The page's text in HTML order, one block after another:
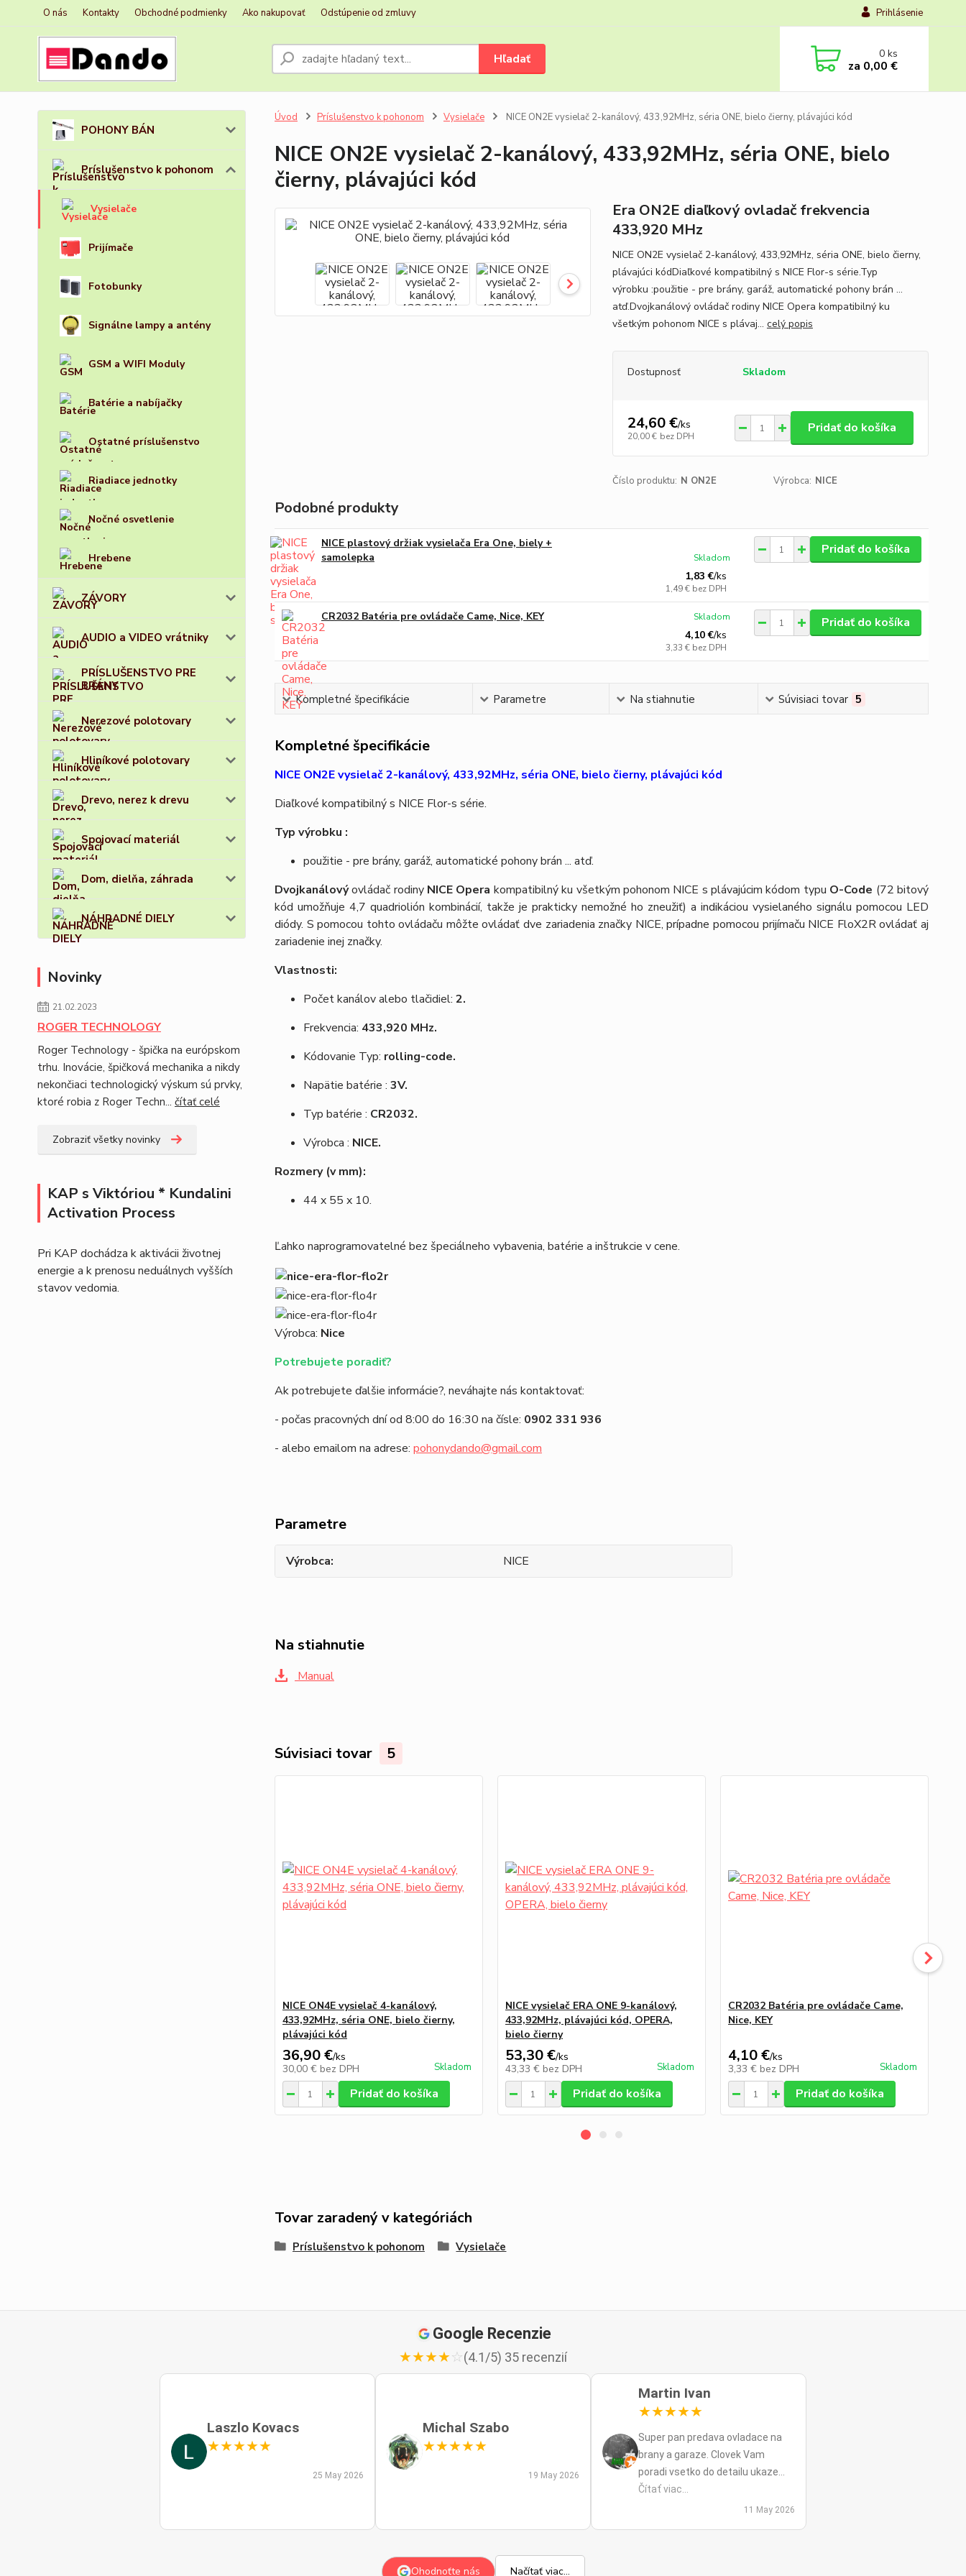
O nás Kontakty Obchodné podmienky Ako nakupovať Odstúpenie od zmluvy Prihlásenie
Hľadať 0ks
za 0,00 €
POHONY BÁN
Príslušenstvo k pohonom
Vysielače
Prijímače
Fotobunky
Signálne lampy a antény
GSM a WIFI Moduly
Batérie a nabíjačky
Ostatné príslušenstvo
Riadiace jednotky
Nočné osvetlenie
Hrebene
ZÁVORY
AUDIO a VIDEO vrátniky
PRÍSLUŠENSTVO PRE
BRÁNY
Nerezové polotovary
Hliníkové polotovary
Drevo, nerez k drevu
Spojovací materiál
Dom, dielňa, záhrada
NÁHRADNÉ DIELY
Novinky
21.02.2023
ROGER TECHNOLOGY
Roger Technology - špička na európskom
trhu. Inovácie, špičková mechanika a nikdy
nekončiaci technologický výskum sú prvky,
ktoré robia z Roger Techn... čítať celé
Zobraziť všetky novinky
KAP s Viktóriou * Kundalini
Activation Process
Pri KAP dochádza k aktivácii životnej
energie a k prenosu neduálnych vyšších
stavov vedomia.
Úvod Príslušenstvo k pohonom Vysielače NICE ON2E vysielač 2-kanálový, 433,92MHz, séria ONE, bielo čierny, plávajúci kód
NICE ON2E vysielač 2-kanálový, 433,92MHz, séria ONE, bielo
čierny, plávajúci kód
Era ON2E diaľkový ovladač frekvencia
433,920 MHz
NICE ON2E vysielač 2-kanálový, 433,92MHz, séria ONE, bielo čierny,
plávajúci kódDiaľkové kompatibilný s NICE Flor-s série.Typ
výrobku :použitie - pre brány, garáž, automatické pohony brán ...
atď.Dvojkanálový ovládač rodiny NICE Opera kompatibilný ku
všetkým pohonom NICE s plávaj... celý popis
Dostupnosť Skladom
24,60 €/ks
20,00 € bez DPH
Pridať do košíka
Číslo produktu: N ON2E Výrobca: NICE
Podobné produkty
NICE plastový držiak vysielača Era One, biely +
samolepka
1,83 €/ks
1,49 € bez DPH
Skladom
Pridať do košíka
CR2032 Batéria pre ovládače Came, Nice, KEY
4,10 €/ks
3,33 € bez DPH
Skladom Pridať do košíka
Kompletné špecifikácie Parametre Na stiahnutie Súvisiaci tovar 5
Kompletné špecifikácie
NICE ON2E vysielač 2-kanálový, 433,92MHz, séria ONE, bielo čierny, plávajúci kód
Diaľkové kompatibilný s NICE Flor-s série.
Typ výrobku :
použitie - pre brány, garáž, automatické pohony brán ... atď.
Dvojkanálovýovládač rodiny NICE Opera kompatibilný ku všetkým pohonom NICE s plávajúcim kódom typu O-Code (72 bitový
kód umožňuje 4,7 quadriolión kombinácií, takže je prakticky nemožné ho zneužiť) a indikáciou vysielaného signálu pomocou LED
diódy. S pomocou tohto ovládaču môžte ovládať dve zariadenia značky NICE, prípadne pomocou prijímaču NICE FloX2R ovládať aj
zariadenie inej značky.
Vlastnosti:
Počet kanálov alebo tlačidiel: 2.
Frekvencia: 433,920 MHz.
Kódovanie Typ: rolling-code.
Napätie batérie : 3V.
Typ batérie : CR2032.
Výrobca : NICE.
Rozmery (v mm):
44 x 55 x 10.
Ľahko naprogramovatelné bez špeciálneho vybavenia, batérie a inštrukcie v cene.
Výrobca: Nice
Potrebujete poradiť?
Ak potrebujete ďalšie informácie?, neváhajte nás kontaktovať:
- počas pracovných dní od 8:00 do 16:30 na čísle: 0902 331 936
- alebo emailom na adrese: pohonydando@gmail.com
Parametre
Výrobca NICE
Na stiahnutie
Manual
Súvisiaci tovar 5
NICE ON4E vysielač 4-kanálový,
433,92MHz, séria ONE, bielo čierny,
plávajúci kód
36,90 €/ks
30,00 € bez DPH Skladom
Pridať do košíka
NICE vysielač ERA ONE 9-kanálový,
433,92MHz, plávajúci kód, OPERA,
bielo čierny
53,30 €/ks
43,33 € bez DPH Skladom
Pridať do košíka
CR2032 Batéria pre ovládače Came,
Nice, KEY
4,10 €/ks
3,33 € bez DPH Skladom
Pridať do košíka
Tovar zaradený v kategóriách
Príslušenstvo k pohonom Vysielače
Google Recenzie
★★★★☆(4.1/5) 35 recenzií
Laszlo Kovacs
★★★★★
25 May 2026
Michal Szabo
★★★★★
19 May 2026
Martin Ivan
★★★★★
Super pan predava ovladace na
brany a garaze. Clovek Vam
poradi vsetko do detailu ukaze
popripade nadstavy priamo na
mieste a ked uz nahodou to nejde
Čítať viac...
11 May 2026
Ohodnoťte nás Načítať viac...